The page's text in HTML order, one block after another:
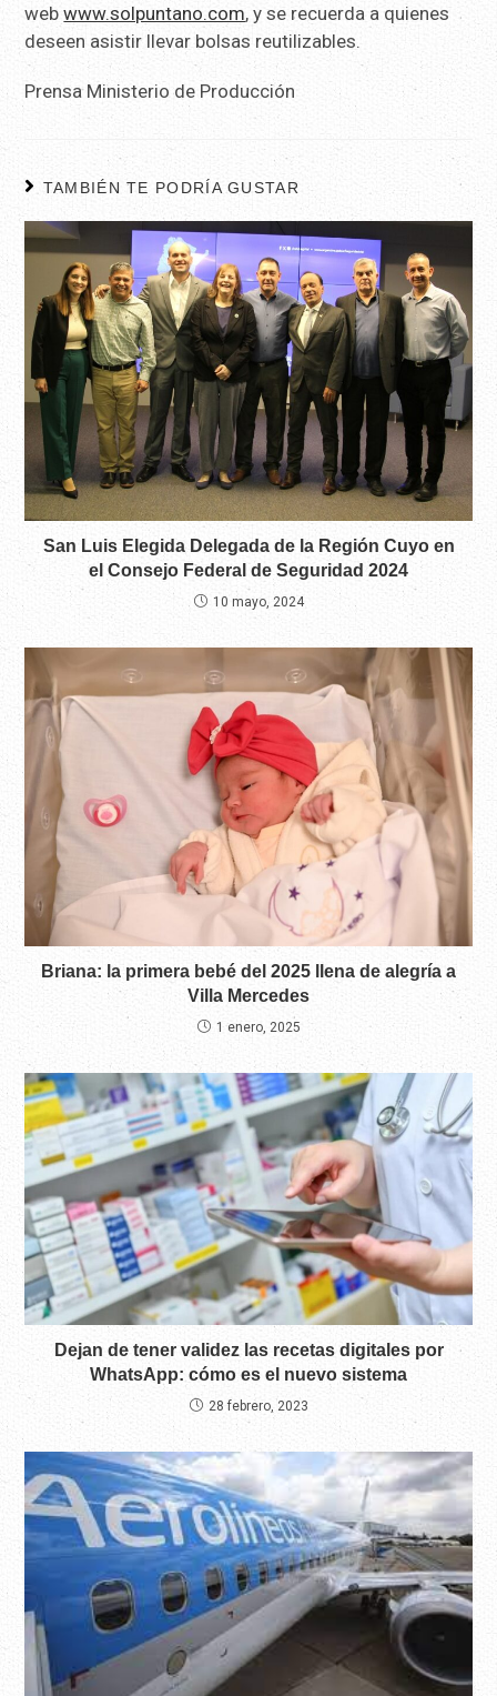
webwww.solpuntano.com, y se recuerda a quienes
deseen asistir llevar bolsas reutilizables.
Prensa Ministerio de Producción
TAMBIÉN TE PODRÍA GUSTAR
San Luis Elegida Delegada de la Región Cuyo en
el Consejo Federal de Seguridad 2024
10 mayo, 2024
Briana: la primera bebé del 2025 llena de alegría a
Villa Mercedes
1 enero, 2025
Dejan de tener validez las recetas digitales por
WhatsApp: cómo es el nuevo sistema
28 febrero, 2023